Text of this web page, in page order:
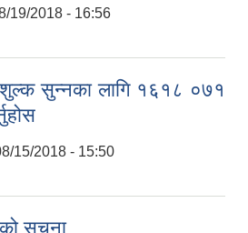
19/2018 - 16:56
सुन्नका लागि १६१८ ०७१
15/2018 - 15:50
सूचना